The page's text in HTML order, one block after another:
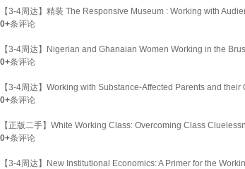
【3-4周达】精装 The Responsive Museum : Working with
0+条评论
【3-4周达】Nigerian and Ghanaian Women Working in the
0+条评论
【3-4周达】Working with Substance-Affected Parents and
0+条评论
【正版二手】White Working Class: Overcoming Class
0+条评论
【3-4周达】New Institutional Economics: A Primer for the